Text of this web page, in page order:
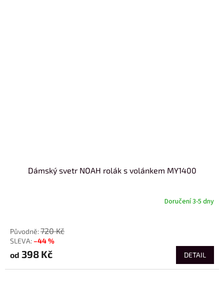
Dámský svetr NOAH rolák s volánkem MY1400
Doručení 3-5 dny
720 Kč
–44 %
od 398 Kč DETAIL